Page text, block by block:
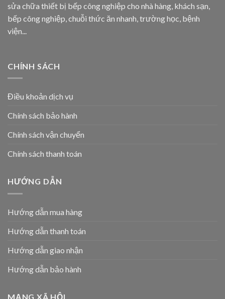
sửa chữa thiết bị bếp công nghiệp cho nhà hàng, khách sạn,
bếp công nghiệp, chuỗi thức ăn nhanh, trường học, bệnh
viện...
CHÍNH SÁCH
Điều khoản dịch vụ
Chính sách bảo hành
Chính sách vận chuyển
Chính sách thanh toán
HƯỚNG DẪN
Hướng dẫn mua hàng
Hướng dẫn thanh toán
Hướng dẫn giao nhận
Hướng dẫn bảo hành
MẠNG XÃ HỘI